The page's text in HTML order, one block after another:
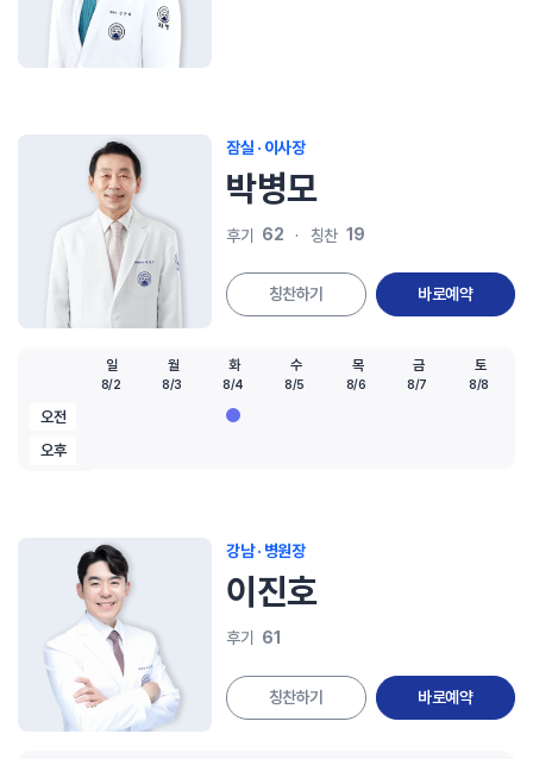
잠실 · 이사장
박병모
후기 62 칭찬 19
칭찬하기 바로예약
오전
오후
일
8/2
월
8/3
화
8/4
수
8/5
목
8/6
금
8/7
토
8/8
강남 · 병원장
이진호
후기 61
칭찬하기 바로예약